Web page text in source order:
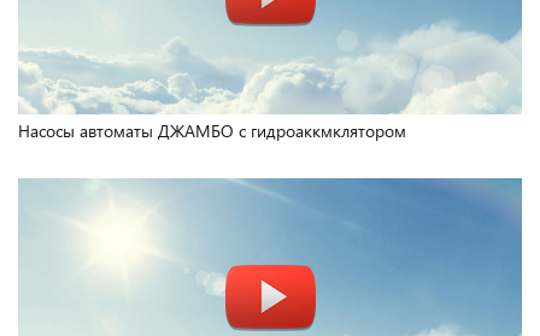
Насосы автоматы ДЖАМБО с гидроаккмклятором